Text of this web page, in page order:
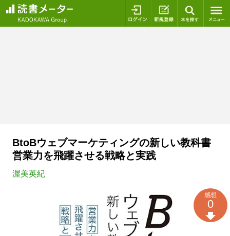
ログイン 新規登録
BtoBウェブマーケティングの新しい教科書
営業力を飛躍させる戦略と実践
渥美英紀
感想
0